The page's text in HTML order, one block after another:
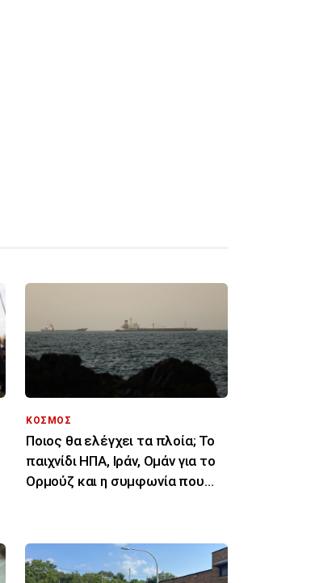
ΚΟΣΜΟΣ
Ποιος θα ελέγχει τα πλοία; Το
παιχνίδι ΗΠΑ, Ιράν, Ομάν για το
Ορμούζ και η συμφωνία που